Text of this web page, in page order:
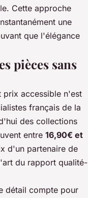
Cette approche
une
que l'élégance
pièces sans
prix accessible n'est
français de la
des collections
entre 16,90€ et
d'un partenaire de
du rapport qualité-
détail compte pour